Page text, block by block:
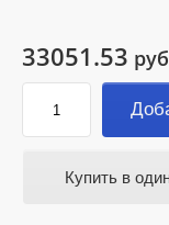
33051.53
Купить в